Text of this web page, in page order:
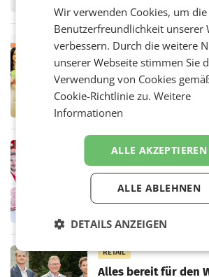
wieder Gewinn gemacht
Markterwartung deutlich
RETAIL
Eine Bühne für
Müller informieren
Kreislauffähigkeit
Über den gesamten
Altstoff Recycling Austria
Handelskonzern Müller
RETAIL
Penny modernisiert
Ober- und
WIENER NEUDORF. – Im
laufenden
Oberösterreich. Die
RETAIL
Alles bereit für den
Wir verwenden Cookies, um die
Benutzerfreundlichkeit unserer
verbessern. Durch die weitere
unserer Webseite stimmen Sie
Verwendung von Cookies
Cookie-Richtlinie zu.Weitere
Informationen
ALLE AKZEPTIEREN
ALLE ABLEHNEN
DETAILS ANZEIGEN